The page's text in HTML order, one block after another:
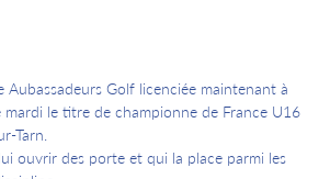
Aubassadeurs Golf licenciée maintenant à
le titre de championne de France U16
Tarn.
ouvrir des porte et qui la place parmi les